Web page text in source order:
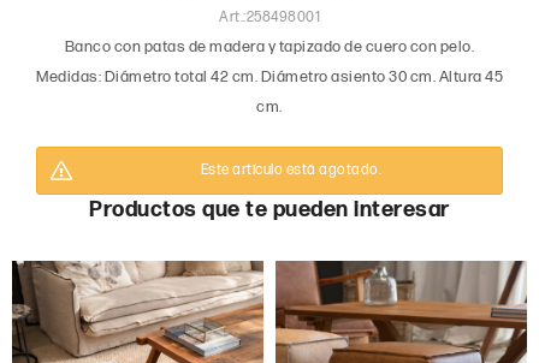
258498001
Banco con patas de madera y tapizado de cuero con pelo.
Medidas: Diámetro total 42 cm. Diámetro asiento 30 cm. Altura 45
cm.
Este artículo está agotado.
Productos que te pueden interesar